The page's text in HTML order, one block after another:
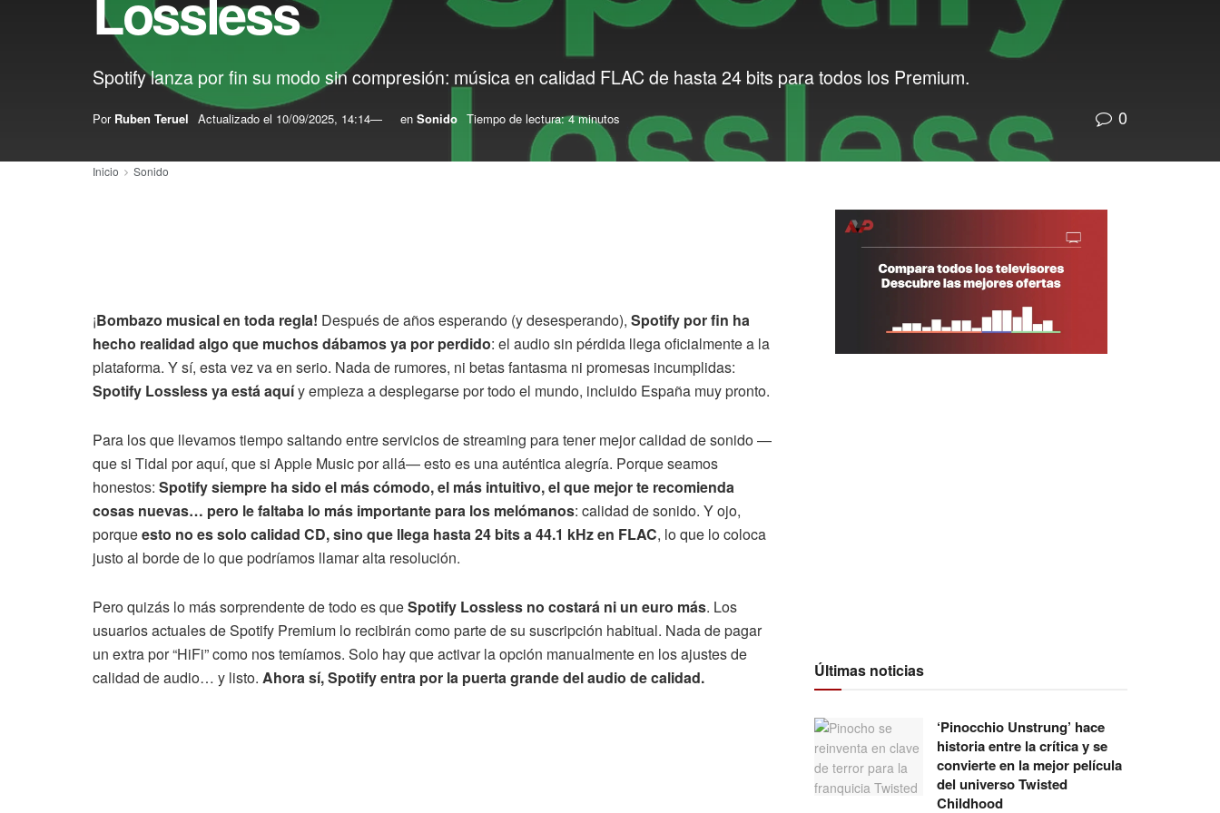
Spotify lanza por fin su modo sin compresión: música en calidad FLAC de hasta 24 bits para todos los Premium.
Por Ruben Teruel Actualizado el 10/09/2025, 14:14 en Sonido Tiempo de lectura: 4 minutos 0
Inicio Sonido
¡Bombazo musical en toda regla! Después de años esperando (y desesperando), Spotify por fin ha
hecho realidad algo que muchos dábamos ya por perdido: el audio sin pérdida llega oficialmente a la
plataforma. Y sí, esta vez va en serio. Nada de rumores, ni betas fantasma ni promesas incumplidas:
Spotify Lossless ya está aquíy empieza a desplegarse por todo el mundo, incluido España muy pronto.
Para los que llevamos tiempo saltando entre servicios de streaming para tener mejor calidad de sonido —
que si Tidal por aquí, que si Apple Music por allá— esto es una auténtica alegría. Porque seamos
honestos: Spotify siempre ha sido el más cómodo, el más intuitivo, el que mejor te recomienda
cosas nuevas… pero le faltaba lo más importante para los melómanos: calidad de sonido. Y ojo,
porqueesto no es solo calidad CD, sino que llega hasta 24 bits a 44.1 kHz en FLAC, lo que lo coloca
justo al borde de lo que podríamos llamar alta resolución.
Pero quizás lo más sorprendente de todo es queSpotify Lossless no costará ni un euro más. Los
usuarios actuales de Spotify Premium lo recibirán como parte de su suscripción habitual. Nada de pagar
un extra por “HiFi” como nos temíamos. Solo hay que activar la opción manualmente en los ajustes de
calidad de audio… y listo. Ahora sí, Spotify entra por la puerta grande del audio de calidad. Últimas noticias
‘Pinocchio Unstrung’ hace
historia entre la crítica y se
convierte en la mejor película
del universo Twisted
Childhood